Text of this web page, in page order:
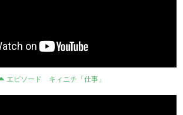
エピソード キィニチ「仕事」